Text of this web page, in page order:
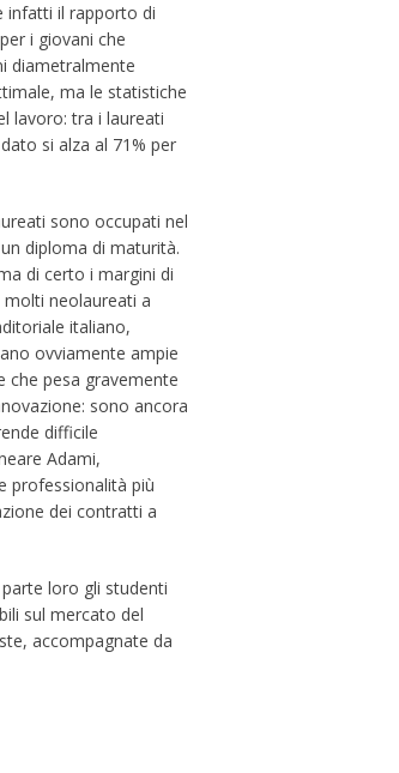
infatti il rapporto di
i giovani che
diametralmente
ma le statistiche
lavoro: tra i laureati
si alza al 71% per
sono occupati nel
diploma di maturità.
di certo i margini di
neolaureati a
italiano,
ovviamente ampie
che pesa gravemente
sono ancora
difficile
Adami,
professionalità più
dei contratti a
loro gli studenti
sul mercato del
accompagnate da